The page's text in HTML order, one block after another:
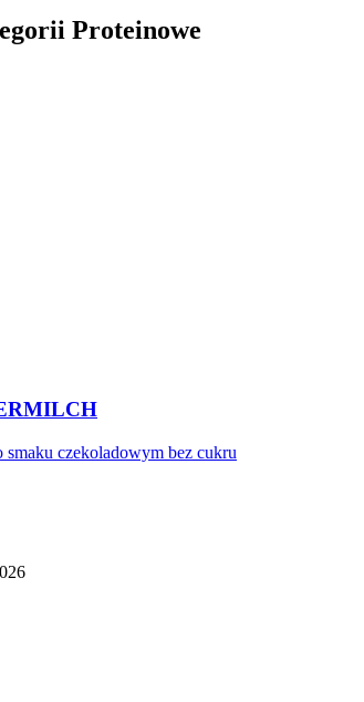
Proteinowe
czekoladowym bez cukru